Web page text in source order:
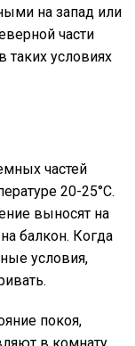
на запад или
части
таких условиях
частей
20-25°C.
выносят на
балкон. Когда
условия,
покоя,